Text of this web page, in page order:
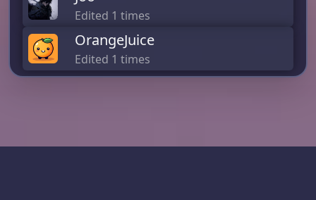
Edited 1 times
OrangeJuice
Edited 1 times